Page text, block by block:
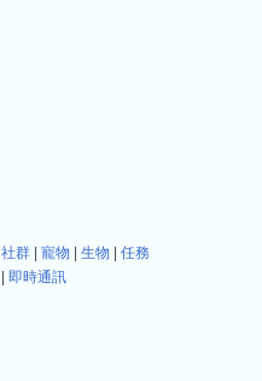
社群 寵物 生物
任務
即時通訊